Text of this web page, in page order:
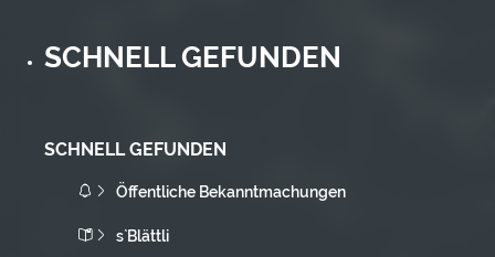
SCHNELL GEFUNDEN
SCHNELL GEFUNDEN
Öffentliche Bekanntmachungen
s`Blättli